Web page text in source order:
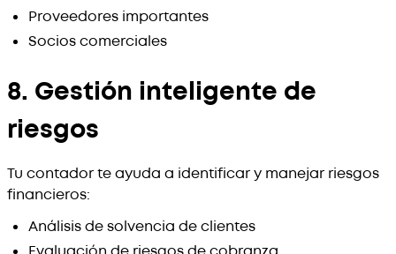
Proveedores importantes
Socios comerciales
8. Gestión inteligente de
riesgos
Tu contador te ayuda a identificar y manejar riesgos
financieros:
Análisis de solvencia de clientes